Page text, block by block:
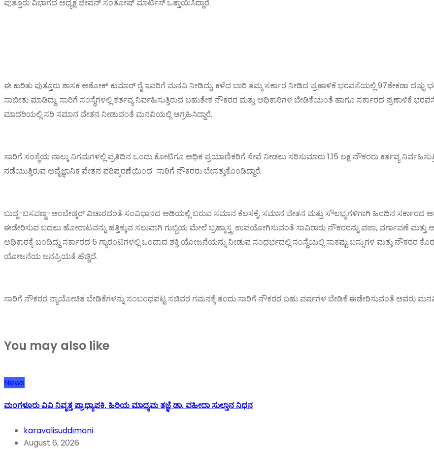
ಪುತ್ತೂರು ವಿಭಾಗದ ಅಧ್ಯಕ್ಷ ಜೀವನ್ ಸಂತೋಷ್‌ ಮಾರ್ಟಿಸ್ ಒತ್ತಾಯಿಸಿದ್ದಾರೆ.
ಈ ಕುರಿತು ಪುತ್ತೂರು ಶಾಸಕ ಅಶೋಕ್ ಕುಮಾರ್ ರೈ ಇವರಿಗೆ ಮನವಿ ನೀಡಿದ್ದು, ಕಳೆದ ಬಾರಿ ತಮ್ಮ ಸರ್ಕಾರ ನೀಡಿದ ಪ್ರಣಾಳಿಕೆ ಭರವಸೆಯಲ್ಲಿ 97ಶೇಕಡಾ
ಸಾಬೀತು ಮಾಡಿದ್ದು. ಸಾರಿಗೆ ಸಂಸ್ಥೆಗಳಲ್ಲಿ ಕರ್ತವ್ಯ ನಿರ್ವಹಿಸುತ್ತಿರುವ ಬಹುತೇಕ ನೌಕರರ ಮತ್ತು ಅಧಿಕಾರಿಗಳ ಬೇಡಿಕೆಯಂತೆ ಹಾಗೂ ಸರ್ಕಾರದ
ಮಾದರಿಯಲ್ಲಿ ಸರಿ ಸಮಾನ ವೇತನ ನೀಡುವಂತೆ ಮನವಿಯಲ್ಲಿ ಆಗ್ರಹಿಸಿದ್ದಾರೆ.
ಸಾರಿಗೆ ಸಂಸ್ಥೆಯ ನಾಲ್ಕು ನಿಗಮಗಳಲ್ಲಿ ಪ್ರತಿದಿನ ಒಂದು ಕೋಟಿಗೂ ಅಧಿಕ ಪ್ರಯಾಣಿಕರಿಗೆ ಸೇವೆ ನೀಡಲು ಸರಿಸುಮಾರು 1.15 ಲಕ್ಷ ನೌಕರರು ಕರ್ತವ್ಯ
ನಡೆಯುತ್ತಿರುವ ಅವೈಜ್ಞಾನಿಕ ವೇತನ ಪರಿಷ್ಕರಣೆಯಿಂದ ಸಾರಿಗೆ ನೌಕರರು ಬೇಸತ್ತುಕೊಂಡಿದ್ದಾರೆ.
ಬುದ್ದ-ಬಸವಣ್ಣ-ಅಂಬೇಡ್ಕರ್ ವಿಚಾರದಂತೆ ಸಂವಿಧಾನದ ಅಡಿಯಲ್ಲಿ ಬರುವ ಸಮಾನ ಕೆಲಸಕ್ಕೆ, ಸಮಾನ ವೇತನ ಮತ್ತು ಸೌಲಭ್ಯಗಳಿಗಾಗಿ ಹಿಂದಿನ
ಈಡೇರಿಸುವ ಬದಲು ಹೋರಾಟವನ್ನು ಹತ್ತಿಕ್ಕುವ ಸಲುವಾಗಿ ಗುಬ್ಬಿಯ ಮೇಲೆ ಬ್ರಹ್ಮಾಸ್ತ್ರ ಉಪಯೋಗಿಸುವಂತೆ ಸಾವಿರಾರು ನೌಕರರನ್ನು ವಜಾ, ವರ್ಗಾವಣೆ ಮತ್ತು
ಅಧಿಕಾರಕ್ಕೆ ಬಂದಿದ್ದು ಸರ್ಕಾರದ 5 ಗ್ಯಾರಂಟಿಗಳಲ್ಲಿ ಒಂದಾದ ಶಕ್ತಿ ಯೋಜನೆಯನ್ನು ನೀಡುವ ಸಂಧರ್ಭದಲ್ಲಿ ಸಂಸ್ಥೆಯಲ್ಲಿ ಸಾಕಷ್ಟು ಬಸ್ಸುಗಳ ಮತ್ತು ನೌಕರರ
ಯೋಜನೆಯ ಜನಪ್ರಿಯತೆ ಹೆಚ್ಚಿದೆ.
ಸಾರಿಗೆ ನೌಕರರ‌ ನ್ಯಾಯೋಚಿತ ಬೇಡಿಕೆಗಳನ್ನು ಸಂಬಂಧಪಟ್ಟ ಸಚಿವರ ಗಮನಕ್ಕೆ‌ ತಂದು ಸಾರಿಗೆ ನೌಕರರ ಬಹು ವರ್ಷಗಳ‌ ಬೇಡಿಕೆ ಈಡೇರಿಸುವಂತೆ ಅವರು ಮನವಿ
You may also like
News
ಮಂಗಳೂರು ವಿವಿ ನಿವೃತ್ತ ಪ್ರಾಧ್ಯಾಪಕಿ, ಹಿರಿಯ ಮಾಧ್ಯಮ ತಜ್ಞೆ ಡಾ. ವಹೀದಾ ಸುಲ್ತಾನ ನಿಧನ
karavalisuddimani
August 6, 2026